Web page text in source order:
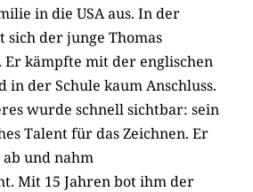
in die USA aus. In der
sich der junge Thomas
Er kämpfte mit der englischen
in der Schule kaum Anschluss.
wurde schnell sichtbar: sein
Talent für das Zeichnen. Er
und nahm
Mit 15 Jahren bot ihm der